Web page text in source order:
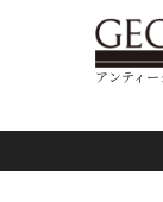
アンティ